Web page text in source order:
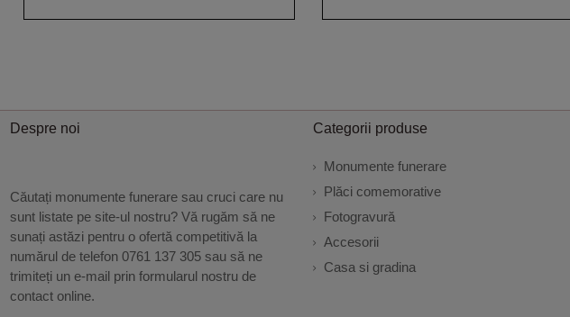
Despre noi
Căutați monumente funerare sau cruci care nu
sunt listate pe site-ul nostru? Vă rugăm să ne
sunați astăzi pentru o ofertă competitivă la
numărul de telefon 0761 137 305 sau să ne
trimiteți un e-mail prin formularul nostru de
contact online.
Categorii produse
Monumente funerare
Plăci comemorative
Fotogravură
Accesorii
Casa si gradina